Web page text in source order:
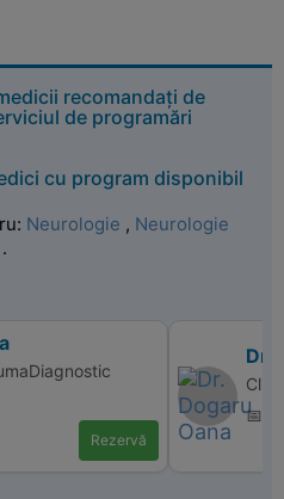
recomandați de
de programări
cu program disponibil
Neurologie , Neurologie
.
Rezervă
Dr.
📅